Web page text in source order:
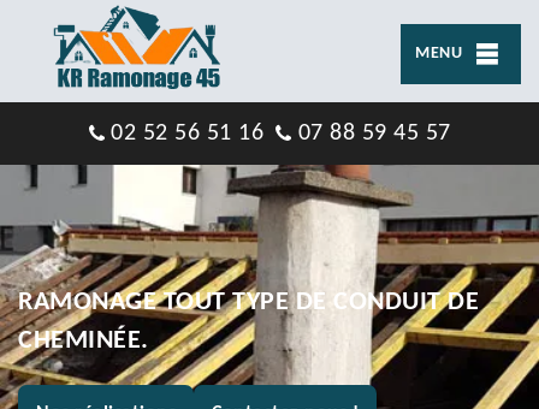
MENU
02 52 56 51 16 07 88 59 45 57
RAMONAGE TOUT TYPE DE CONDUIT DE
CHEMINÉE.